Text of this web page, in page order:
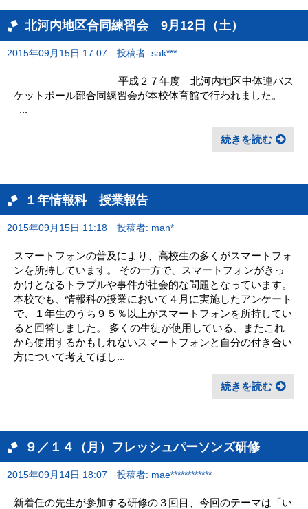
北河内地区合同練習会 9月12日（土）
2015年09月15日 17:07 投稿者: sak***
平成２７年度 北河内地区中体連バス
ケットボール部合同練習会が本校体育館で行われました。
...
続きを読む
１年情報科 授業報告
2015年09月15日 11:18 投稿者: man*
スマートフォンの普及により、高校生の多くがスマートフォ
ンを所持しています。 その一方で、スマートフォンがきっ
かけとなるトラブルや事件が社会的な問題となっています。
本校でも、情報科の授業において４月に実施したアンケート
で、１年生のうち９５％以上がスマートフォンを所持してい
ると回答しました。 多くの生徒が使用している、またこれ
から使用するかもしれないスマートフォンと自分の付き合い
方について考えてほし...
続きを読む
９／１４（月）フレッシュパーソンズ研修
2015年09月14日 18:07 投稿者: mae************
新着任の先生が参加する研修の３回目、今回のテーマは「い